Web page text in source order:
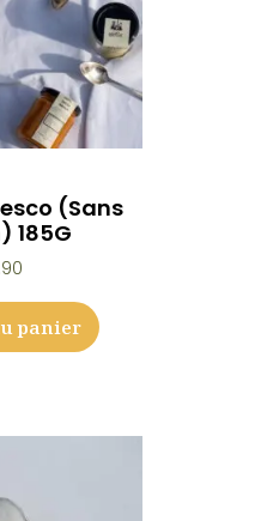
(sans
185G
panier